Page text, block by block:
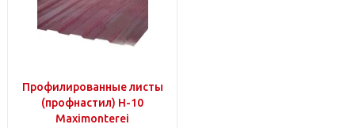
Профилированные листы
(профнастил) H-10
Maximonterei